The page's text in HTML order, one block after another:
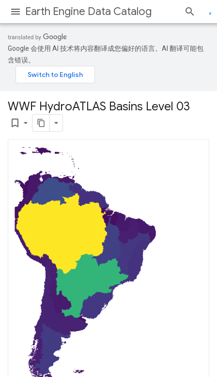
Earth Engine Data Catalog
Google 会使用 AI 技术将内容翻译成您偏好的语言。AI 翻译可能包
含错误。
WWF HydroATLAS Basins Level 03
bookmark_border